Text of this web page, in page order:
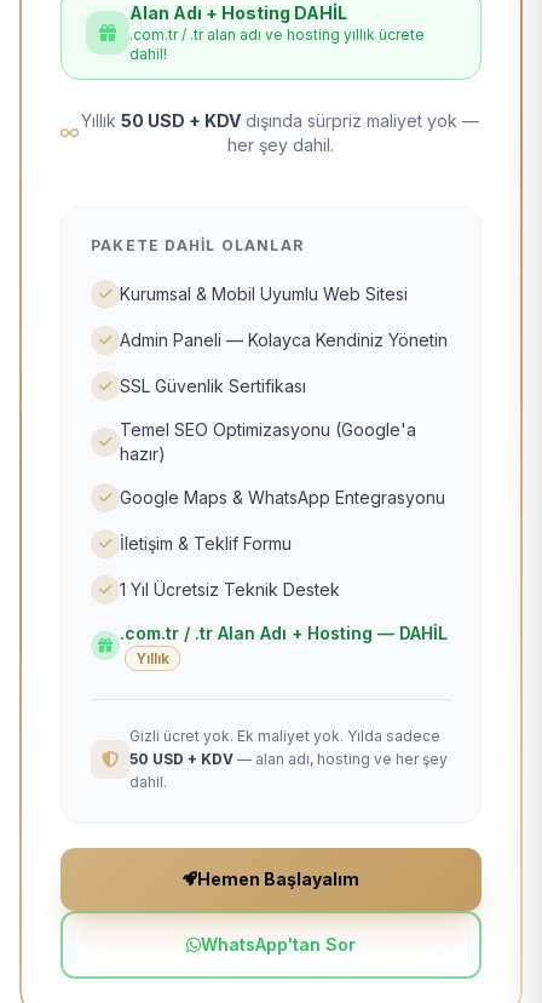
Alan Adı + Hosting DAHİL
.com.tr / .tr alan adı ve hosting yıllık ücrete
dahil!
Yıllık 50 USD + KDV dışında sürpriz maliyet yok —
her şey dahil.
PAKETE DAHIL OLANLAR
Kurumsal & Mobil Uyumlu Web Sitesi
Admin Paneli — Kolayca Kendiniz Yönetin
SSL Güvenlik Sertifikası
Temel SEO Optimizasyonu (Google'a
hazır)
Google Maps & WhatsApp Entegrasyonu
İletişim & Teklif Formu
1 Yıl Ücretsiz Teknik Destek
.com.tr / .tr Alan Adı + Hosting — DAHİL
Yıllık
Gizli ücret yok. Ek maliyet yok. Yılda sadece
50 USD + KDV — alan adı, hosting ve her şey
dahil.
Hemen Başlayalım
WhatsApp'tan Sor